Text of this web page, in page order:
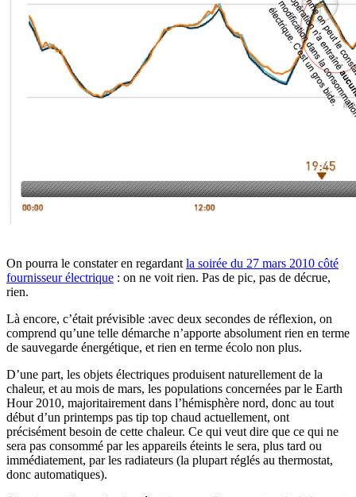
On pourra le constater en regardant la soirée du 27 mars 2010 côté
fournisseur électrique : on ne voit rien. Pas de pic, pas de décrue,
rien.
Là encore, c’était prévisible :avec deux secondes de réflexion, on
comprend qu’une telle démarche n’apporte absolument rien en terme
de sauvegarde énergétique, et rien en terme écolo non plus.
D’une part, les objets électriques produisent naturellement de la
chaleur, et au mois de mars, les populations concernées par le Earth
Hour 2010, majoritairement dans l’hémisphère nord, donc au tout
début d’un printemps pas tip top chaud actuellement, ont
précisément besoin de cette chaleur. Ce qui veut dire que ce qui ne
sera pas consommé par les appareils éteints le sera, plus tard ou
immédiatement, par les radiateurs (la plupart réglés au thermostat,
donc automatiques).